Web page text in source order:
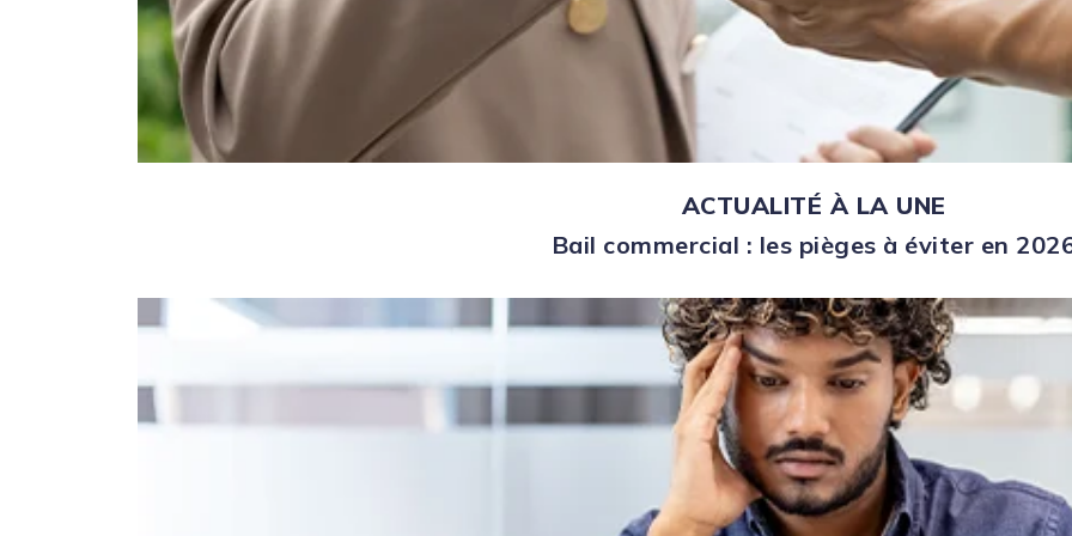
ACTUALITÉ À LA UNE
Bail commercial : les pièges à éviter en